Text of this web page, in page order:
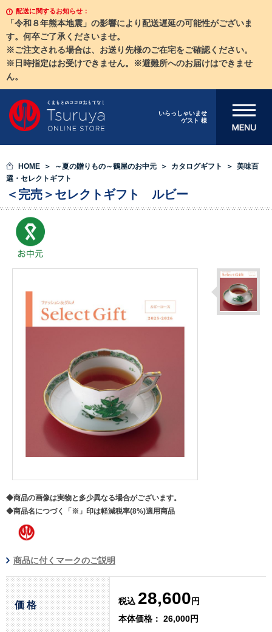
配送に関するお知らせ：
「令和８年熊本地震」の影響により配送遅延の可能性がございま
す。何卒ご了承くださいませ。
※ご注文される場合は、お送り先様のご在宅をご確認ください。
※日時指定はお受けできません。※避難所へのお届けはできませ
ん。
いらっしゃいませ
ゲスト 様
メニューを開
HOME ～夏の贈りもの～鶴屋のお中元 カタログギフト
美味百
選・セレクトギフト
＜完売＞セレクトギフト ルビー
◆商品の画像は実物と多少異なる場合がございます。
◆商品名につづく「※」印は軽減税率(8%)適用商品
商品に付くマークのご説明
価 格 税込 28,600 円
本体価格： 26,000円